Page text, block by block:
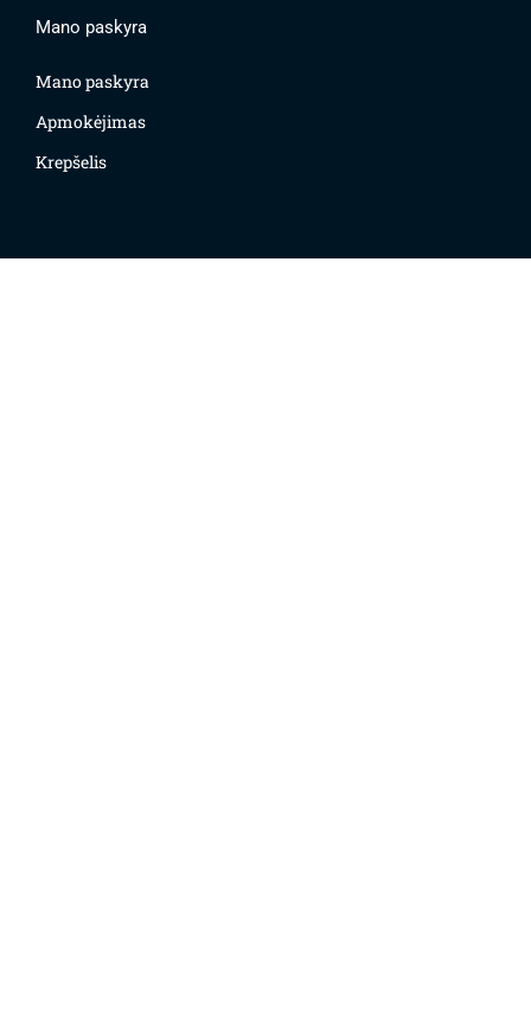
Mano paskyra
Mano paskyra
Apmokėjimas
Krepšelis